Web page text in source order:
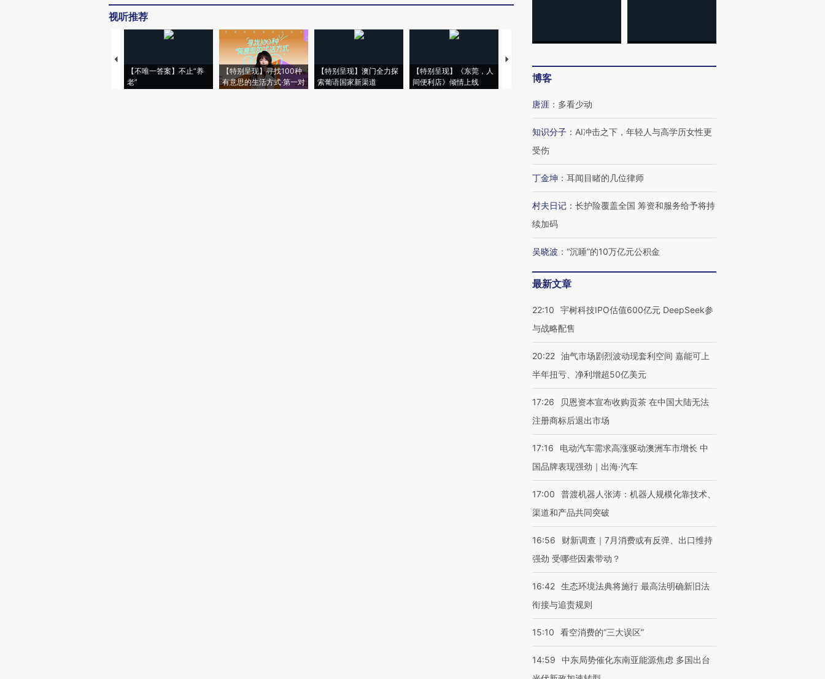
视听推荐
【不唯一答案】不止“养
老”
【特别呈现】寻找100种
有意思的生活方式·第一对
【特别呈现】澳门全力探
索葡语国家新渠道
【特别呈现】《东莞，人
间便利店》倾情上线
【推广】走进第四届链博
会，让数智科技“链”接产
博客
唐涯 ： 多看少动
知识分子 ： AI冲击之下，年轻人与高学历女性更
受伤
丁金坤 ： 耳闻目睹的几位律师
村夫日记 ： 长护险覆盖全国 筹资和服务给予将持
续加码
吴晓波 ： “沉睡”的10万亿元公积金
最新文章
22:10
宇树科技IPO估值600亿元 DeepSeek参
与战略配售
20:22 油气市场剧烈波动现套利空间 嘉能可上
半年扭亏、净利增超50亿美元
17:26
贝恩资本宣布收购贡茶 在中国大陆无法
注册商标后退出市场
17:16
电动汽车需求高涨驱动澳洲车市增长 中
国品牌表现强劲｜出海·汽车
17:00
普渡机器人张涛：机器人规模化靠技术、
渠道和产品共同突破
16:56
财新调查｜7月消费或有反弹、出口维持
强劲 受哪些因素带动？
16:42 生态环境法典将施行 最高法明确新旧法
衔接与追责规则
15:10 看空消费的“三大误区”
14:59
中东局势催化东南亚能源焦虑 多国出台